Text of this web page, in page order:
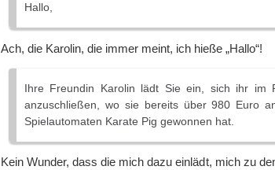
Hallo,
Ach, die Karolin, die immer meint, ich hieße „Hallo“!
Ihre Freundin Karolin lädt Sie ein, sich ihr im
anzuschließen, wo sie bereits über 980 Euro
Spielautomaten Karate Pig gewonnen hat.
Kein Wunder, dass die mich dazu einlädt, mich zu